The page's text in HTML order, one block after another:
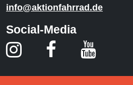
info@aktionfahrrad.de
Social-Media